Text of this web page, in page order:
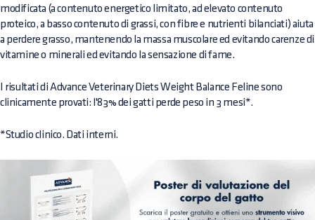
modificata (a contenuto energetico limitato, ad elevato contenuto
proteico, a basso contenuto di grassi, con fibre e nutrienti bilanciati) aiuta
a perdere grasso, mantenendo la massa muscolare ed evitando carenze di
vitamine o minerali ed evitando la sensazione di fame.
I risultati di Advance Veterinary Diets Weight Balance Feline sono
clinicamente provati: l'83% dei gatti perde peso in 3 mesi*.
*Studio clinico. Dati interni.